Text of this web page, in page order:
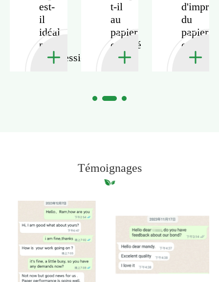
est-
il
idéal
pour
l'impression
t-il
au
papier
couché
de
ou
du
papier
couché
léger?
Témoignages